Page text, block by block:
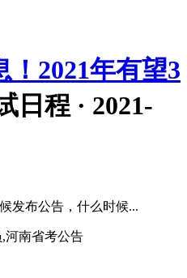
2021年有望3
日程 · 2021-
发布公告，什么时候...
河南省考公告